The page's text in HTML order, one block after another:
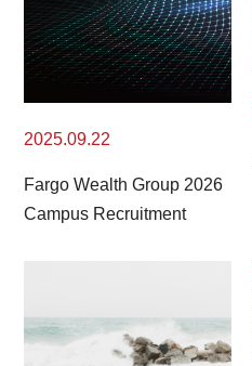
2025.09.22
Fargo Wealth Group 2026
Campus Recruitment